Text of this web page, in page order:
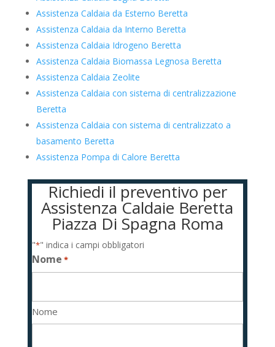
Assistenza Caldaia da Esterno Beretta
Assistenza Caldaia da Interno Beretta
Assistenza Caldaia Idrogeno Beretta
Assistenza Caldaia Biomassa Legnosa Beretta
Assistenza Caldaia Zeolite
Assistenza Caldaia con sistema di centralizzazione
Beretta
Assistenza Caldaia con sistema di centralizzato a
basamento Beretta
Assistenza Pompa di Calore Beretta
Richiedi il preventivo per
Assistenza Caldaie Beretta
Piazza Di Spagna Roma
"*" indica i campi obbligatori
Nome *
Nome